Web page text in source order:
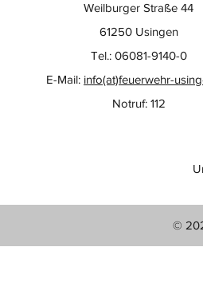
Weilburger Straße 44
61250 Usingen
Tel.: 06081-9140-0
E-Mail: info(at)feuerwehr-
Notruf: 112
©